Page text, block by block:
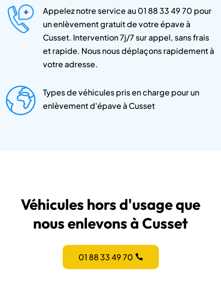
Appelez notre service au 01 88 33 49 70 pour
un enlèvement gratuit de votre épave à
Cusset. Intervention 7j/7 sur appel, sans frais
et rapide. Nous nous déplaçons rapidement à
votre adresse.
Types de véhicules pris en charge pour un
enlèvement d'épave à Cusset
Véhicules hors d'usage que
nous enlevons à Cusset
01 88 33 49 70